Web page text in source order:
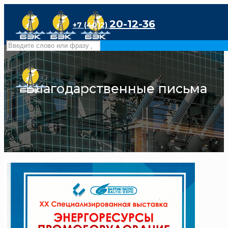
+7 (4012) 20-12-36
2Благодарственные письма